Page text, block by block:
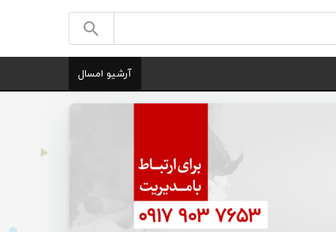
آرشیو امسال